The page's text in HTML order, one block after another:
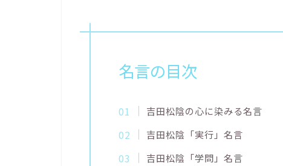
名言の目次
吉田松陰の心に染みる名言
吉田松陰「実行」名言
吉田松陰「学問」名言